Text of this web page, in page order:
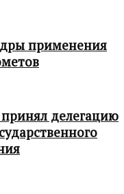
применения
делегацию